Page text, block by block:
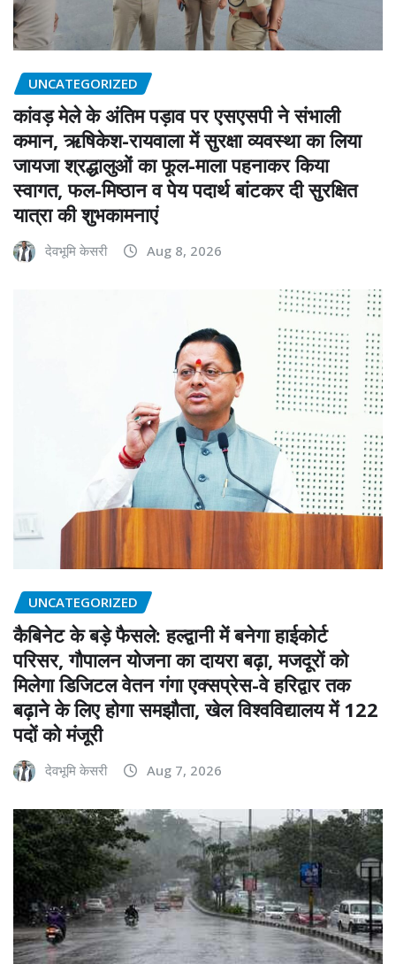
UNCATEGORIZED
कांवड़ मेले के अंतिम पड़ाव पर एसएसपी ने संभाली
कमान, ऋषिकेश-रायवाला में सुरक्षा व्यवस्था का लिया
जायजा श्रद्धालुओं का फूल-माला पहनाकर किया
स्वागत, फल-मिष्ठान व पेय पदार्थ बांटकर दी सुरक्षित
यात्रा की शुभकामनाएं
देवभूमि केसरी Aug 8, 2026
UNCATEGORIZED
कैबिनेट के बड़े फैसले: हल्द्वानी में बनेगा हाईकोर्ट
परिसर, गौपालन योजना का दायरा बढ़ा, मजदूरों को
मिलेगा डिजिटल वेतन गंगा एक्सप्रेस-वे हरिद्वार तक
बढ़ाने के लिए होगा समझौता, खेल विश्वविद्यालय में 122
पदों को मंजूरी
देवभूमि केसरी Aug 7, 2026